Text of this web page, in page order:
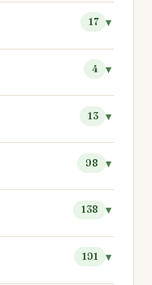
17
4
13
98
138
191